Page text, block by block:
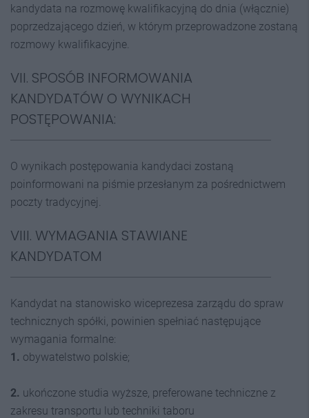
kandydata na rozmowę kwalifikacyjną do dnia (włącznie)
poprzedzającego dzień, w którym przeprowadzone zostaną
rozmowy kwalifikacyjne.
VII. SPOSÓB INFORMOWANIA
KANDYDATÓW O WYNIKACH
POSTĘPOWANIA:
O wynikach postępowania kandydaci zostaną
poinformowani na piśmie przesłanym za pośrednictwem
poczty tradycyjnej.
VIII. WYMAGANIA STAWIANE
KANDYDATOM
Kandydat na stanowisko wiceprezesa zarządu do spraw
technicznych spółki, powinien spełniać następujące
wymagania formalne:
1. obywatelstwo polskie;
2. ukończone studia wyższe, preferowane techniczne z
zakresu transportu lub techniki taboru